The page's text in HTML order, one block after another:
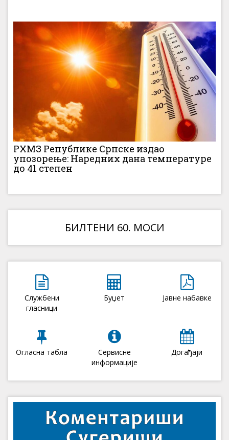
РХМЗ Републике Српске издао
упозорење: Наредних дана температуре
до 41 степен
БИЛТЕНИ 60. МОСИ
Службени
гласници
Буџет Јавне набавке
Огласна табла
Сервисне
информације
Догађаји